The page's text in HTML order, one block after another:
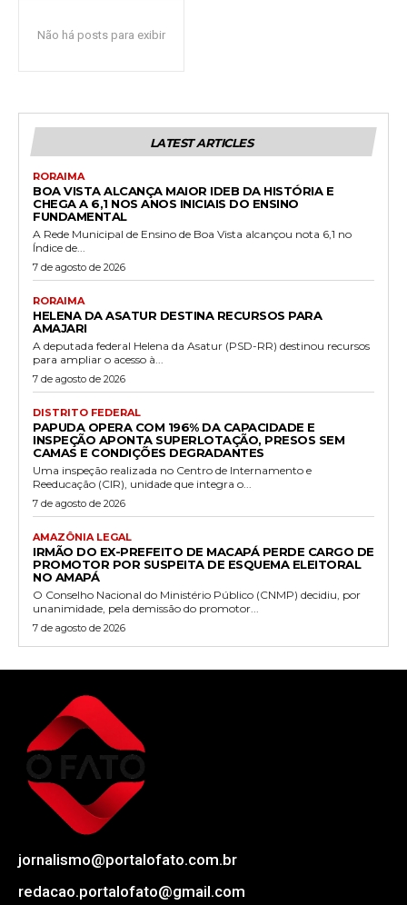
Não há posts para exibir
LATEST ARTICLES
RORAIMA
BOA VISTA ALCANÇA MAIOR IDEB DA HISTÓRIA E
CHEGA A 6,1 NOS ANOS INICIAIS DO ENSINO
FUNDAMENTAL
A Rede Municipal de Ensino de Boa Vista alcançou nota 6,1 no
Índice de...
7 de agosto de 2026
RORAIMA
HELENA DA ASATUR DESTINA RECURSOS PARA
AMAJARI
A deputada federal Helena da Asatur (PSD-RR) destinou recursos
para ampliar o acesso à...
7 de agosto de 2026
DISTRITO FEDERAL
PAPUDA OPERA COM 196% DA CAPACIDADE E
INSPEÇÃO APONTA SUPERLOTAÇÃO, PRESOS SEM
CAMAS E CONDIÇÕES DEGRADANTES
Uma inspeção realizada no Centro de Internamento e
Reeducação (CIR), unidade que integra o...
7 de agosto de 2026
AMAZÔNIA LEGAL
IRMÃO DO EX-PREFEITO DE MACAPÁ PERDE CARGO DE
PROMOTOR POR SUSPEITA DE ESQUEMA ELEITORAL
NO AMAPÁ
O Conselho Nacional do Ministério Público (CNMP) decidiu, por
unanimidade, pela demissão do promotor...
7 de agosto de 2026
jornalismo@portalofato.com.br
redacao.portalofato@gmail.com